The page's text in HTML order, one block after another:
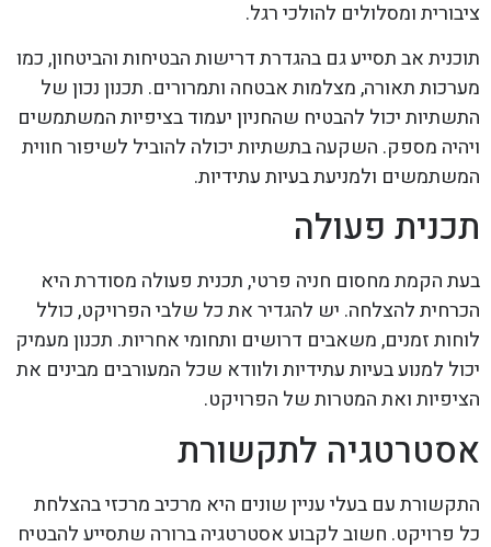
ציבורית ומסלולים להולכי רגל.
תוכנית אב תסייע גם בהגדרת דרישות הבטיחות והביטחון, כמו
מערכות תאורה, מצלמות אבטחה ותמרורים. תכנון נכון של
התשתיות יכול להבטיח שהחניון יעמוד בציפיות המשתמשים
ויהיה מספק. השקעה בתשתיות יכולה להוביל לשיפור חווית
המשתמשים ולמניעת בעיות עתידיות.
תכנית פעולה
בעת הקמת מחסום חניה פרטי, תכנית פעולה מסודרת היא
הכרחית להצלחה. יש להגדיר את כל שלבי הפרויקט, כולל
לוחות זמנים, משאבים דרושים ותחומי אחריות. תכנון מעמיק
יכול למנוע בעיות עתידיות ולוודא שכל המעורבים מבינים את
הציפיות ואת המטרות של הפרויקט.
אסטרטגיה לתקשורת
התקשורת עם בעלי עניין שונים היא מרכיב מרכזי בהצלחת
כל פרויקט. חשוב לקבוע אסטרטגיה ברורה שתסייע להבטיח